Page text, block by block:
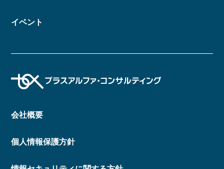
イベント
会社概要
個人情報保護方針